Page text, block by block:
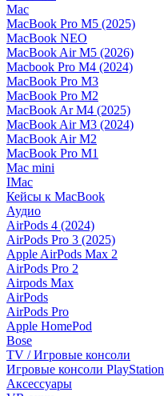
Mac
MacBook Pro M5 (2025)
MacBook NEO
MacBook Air M5 (2026)
Macbook Pro M4 (2024)
MacBook Pro M3
MacBook Pro M2
MacBook Ar M4 (2025)
MacBook Air M3 (2024)
MacBook Air M2
MacBook Pro M1
Mac mini
IMac
Кейсы к MacBook
Аудио
AirPods 4 (2024)
AirPods Pro 3 (2025)
Apple AirPods Max 2
AirPods Pro 2
Airpods Max
AirPods
AirPods Pro
Apple HomePod
Bose
TV / Игровые консоли
Игровые консоли PlayStation
Аксессуары